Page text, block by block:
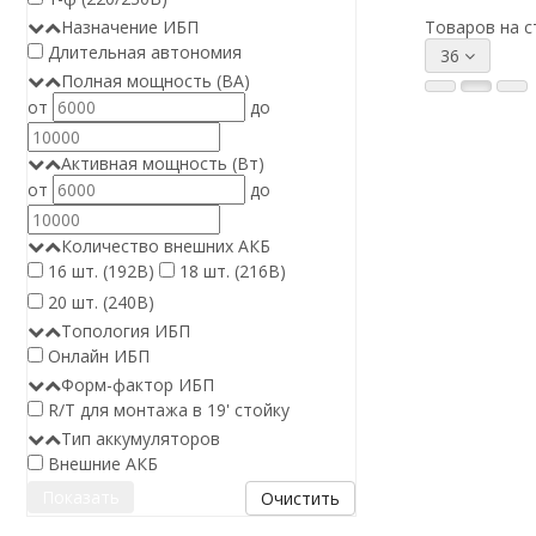
Товаров на
36
Назначение ИБП
Длительная автономия
Полная мощность (ВА)
от
до
Активная мощность (Вт)
от
до
Количество внешних АКБ
16 шт. (192В)
18 шт. (216В)
20 шт. (240В)
Топология ИБП
Онлайн ИБП
Форм-фактор ИБП
R/T для монтажа в 19' стойку
Тип аккумуляторов
Внешние АКБ
Очистить